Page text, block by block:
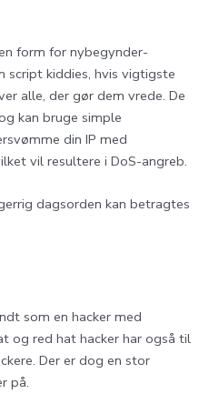
form for nybegynder-
script kiddies, hvis vigtigste
alle, der gør dem vrede. De
kan bruge simple
din IP med
vil resultere i DoS-angreb.
dagsorden kan betragtes
som en hacker med
og red hat hacker har også til
Der er dog en stor
på.